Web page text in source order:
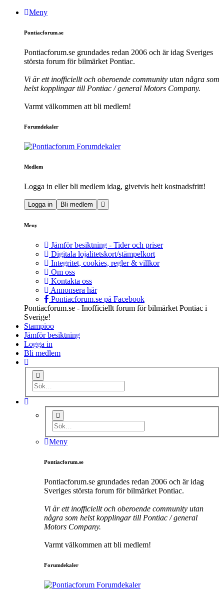
Meny
Pontiacforum.se
Pontiacforum.se grundades redan 2006 och är idag Sveriges
största forum för bilmärket Pontiac.
Vi är ett inofficiellt och oberoende community utan några som
helst kopplingar till Pontiac / general Motors Company.
Varmt välkommen att bli medlem!
Forumdekaler
Medlem
Logga in eller bli medlem idag, givetvis helt kostnadsfritt!
Logga in Bli medlem
Meny
Jämför besiktning - Tider och priser
Digitala lojalitetskort/stämpelkort
Integritet, cookies, regler & villkor
Om oss
Kontakta oss
Annonsera här
Pontiacforum.se på Facebook
Pontiacforum.se - Inofficiellt forum för bilmärket Pontiac i
Sverige!
Stampioo
Jämför besiktning
Logga in
Bli medlem
Meny
Pontiacforum.se
Pontiacforum.se grundades redan 2006 och är idag
Sveriges största forum för bilmärket Pontiac.
Vi är ett inofficiellt och oberoende community utan
några som helst kopplingar till Pontiac / general
Motors Company.
Varmt välkommen att bli medlem!
Forumdekaler